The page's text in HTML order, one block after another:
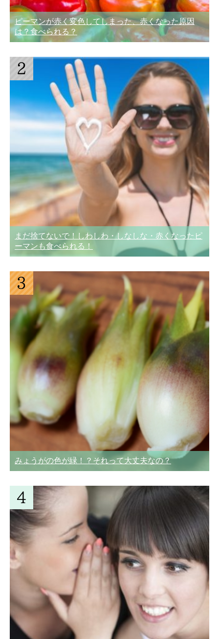
ピーマンが赤く変色してしまった、赤くなった原因
は？食べられる？
まだ捨てないで！しわしわ・しなしな・赤くなったピ
ーマンも食べられる！
みょうがの色が緑！？それって大丈夫なの？